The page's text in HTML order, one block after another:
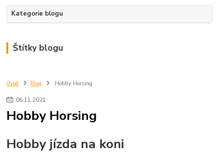
Kategorie blogu
Štítky blogu
Úvod Blog Hobby Horsing
06.11.2021
Hobby Horsing
Hobby jízda na koni